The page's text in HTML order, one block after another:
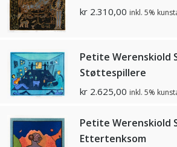
kr 2.310,00 inkl. 5%
Petite Werenskiold
Støttespillere
kr 2.625,00 inkl. 5%
Petite Werenskiold
Ettertenksom